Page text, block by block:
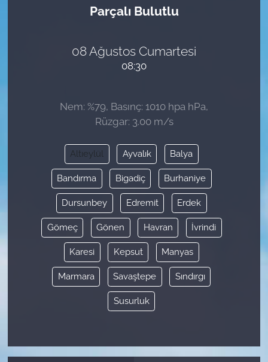
Parçalı Bulutlu
08 Ağustos Cumartesi
08:30
Nem: %79, Basınç: 1010 hpa hPa,
Rüzgar: 3.00 m/s
Altıeylül Ayvalık Balya
Bandırma Bigadiç Burhaniye
Dursunbey Edremit Erdek
Gömeç Gönen Havran İvrindi
Karesi Kepsut Manyas
Marmara Savaştepe Sındırgı
Susurluk